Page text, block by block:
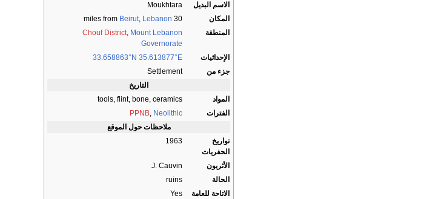
الاسم البديل
Moukhtara
المكان
30 miles from
Beirut, Lebanon
المنطقة
Chouf District, Mount Lebanon
Governorate
الإحداثيات
33.658863°N 35.613877°E
جزء من
Settlement
التاريخ
المواد
tools, flint, bone, ceramics
الفترات
PPNB, Neolithic
ملاحظات حول الموقع
تواريخ
الحفريات
1963
الأثريون
J. Cauvin
الحالة
ruins
الاتاحة للعامة
Yes